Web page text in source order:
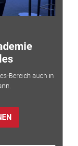
Bereich auch in